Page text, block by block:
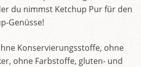
du nimmst Ketchup Pur für den
Genüsse!
Konservierungsstoffe, ohne
ohne Farbstoffe, gluten- und